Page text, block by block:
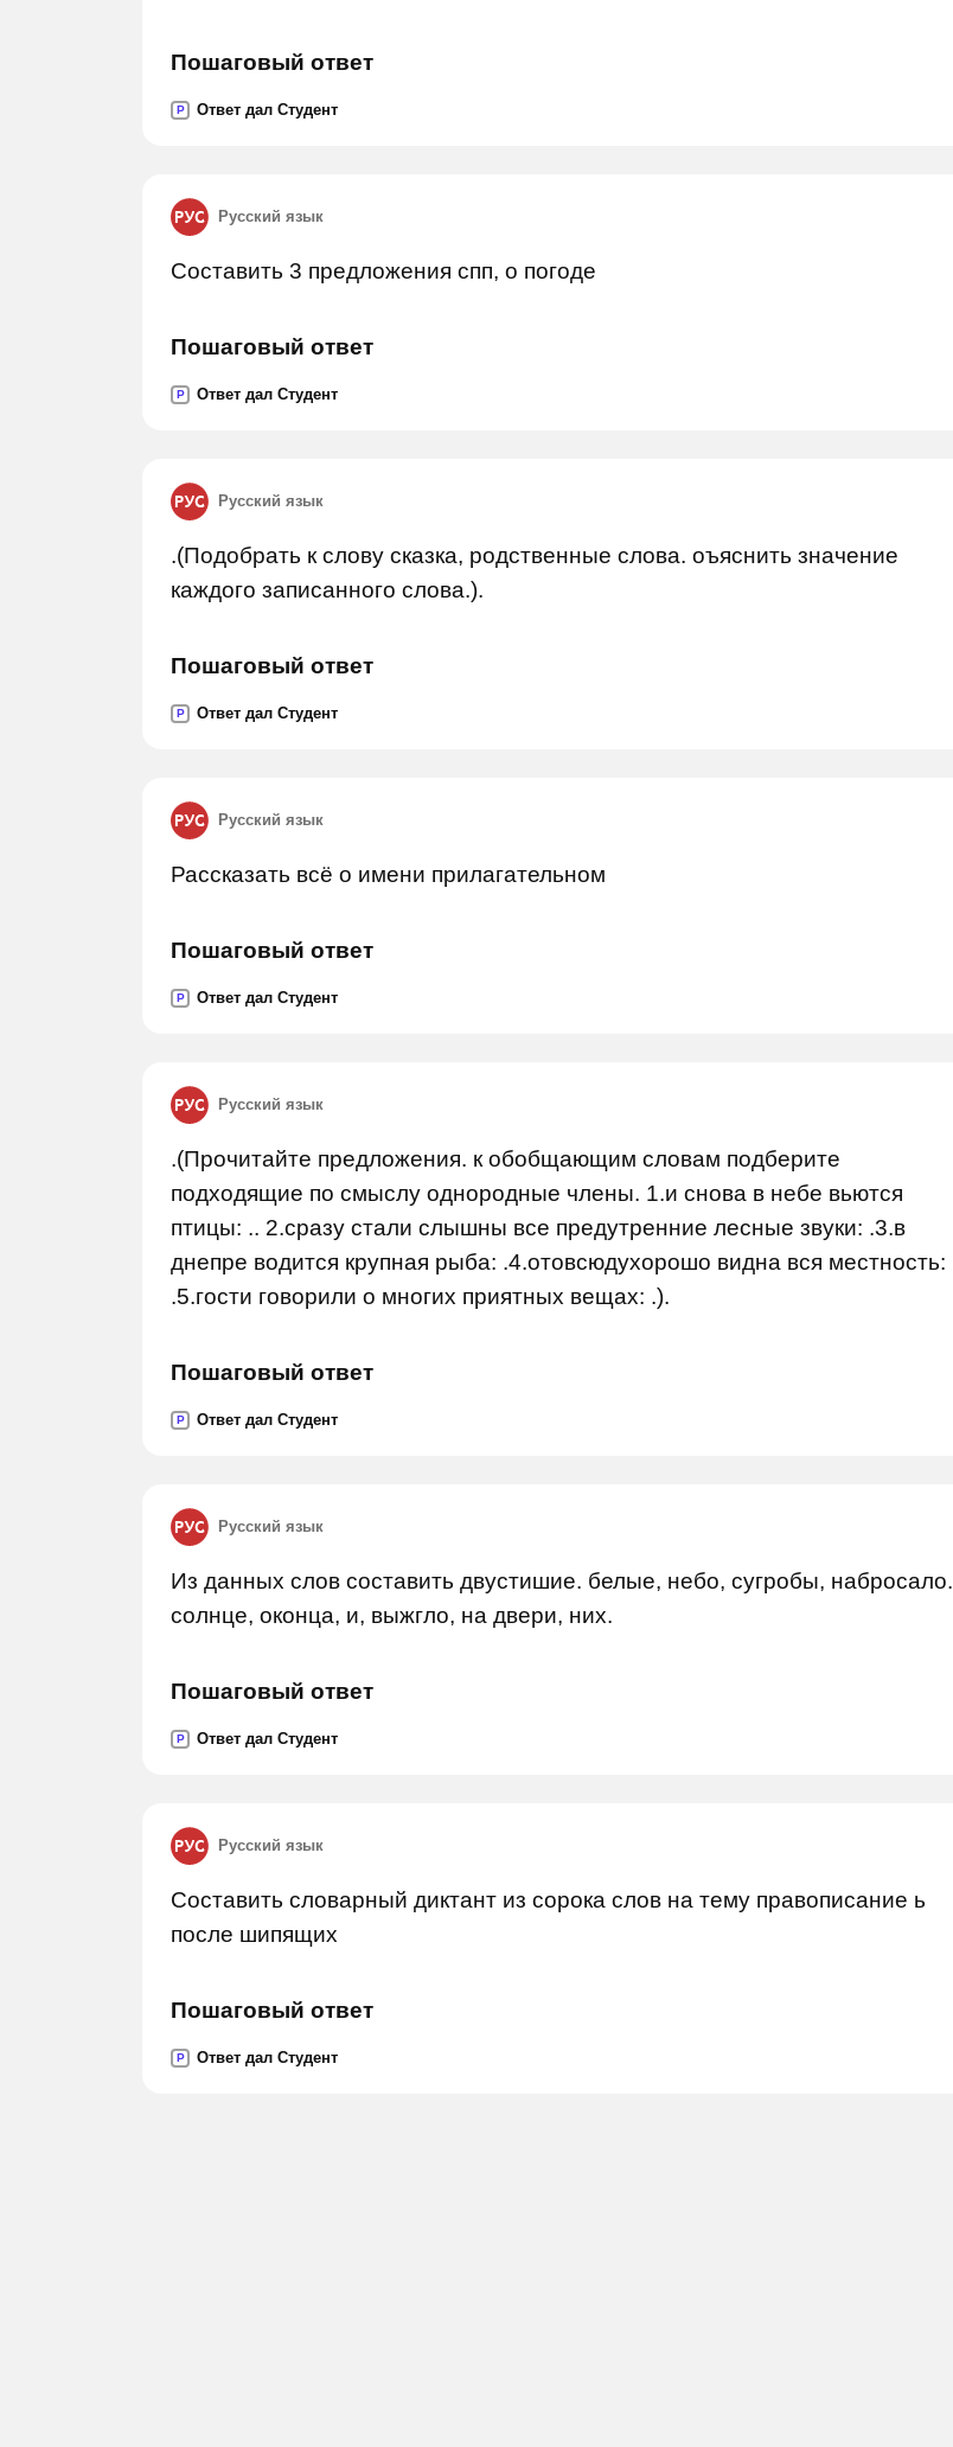
Пошаговый ответ
P Ответ дал Студент
Русский язык
Составить 3 предложения спп, о погоде
Пошаговый ответ
P Ответ дал Студент
Русский язык
.(Подобрать к слову сказка, родственные слова. оъяснить значение
каждого записанного слова.).
Пошаговый ответ
P Ответ дал Студент
Русский язык
Рассказать всё о имени прилагательном
Пошаговый ответ
P Ответ дал Студент
Русский язык
.(Прочитайте предложения. к обобщающим словам подберите
подходящие по смыслу однородные члены. 1.и снова в небе вьются
птицы: .. 2.сразу стали слышны все предутренние лесные звуки: .3.в
днепре водится крупная рыба: .4.отовсюдухорошо видна вся местность:
.5.гости говорили о многих приятных вещах: .).
Пошаговый ответ
P Ответ дал Студент
Русский язык
Из данных слов составить двустишие. белые, небо, сугробы, набросало.
солнце, оконца, и, выжгло, на двери, них.
Пошаговый ответ
P Ответ дал Студент
Русский язык
Составить словарный диктант из сорока слов на тему правописание ь
после шипящих
Пошаговый ответ
P Ответ дал Студент